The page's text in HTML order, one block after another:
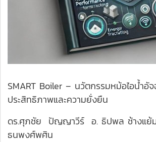
SMART Boiler – นวัตกรรมหม้อไอน้ำอัจ
ประสิทธิภาพและความยั่งยืน
ดร.ศุภชัย ปัญญาวีร์ อ. ธิปพล ช้างแ
ธนพงศ์พศิน